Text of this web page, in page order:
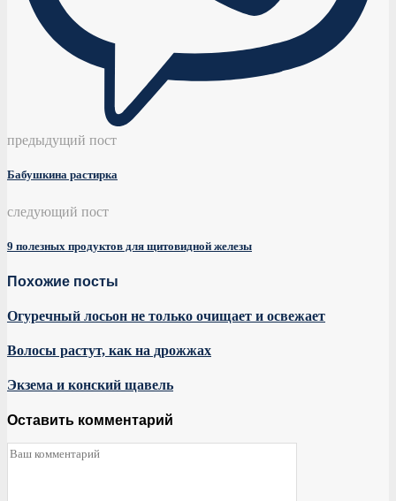
предыдущий пост
Бабушкина растирка
следующий пост
9 полезных продуктов для щитовидной железы
Похожие посты
Огуречный лосьон не только очищает и освежает
Волосы растут, как на дрожжах
Экзема и конский щавель
Оставить комментарий